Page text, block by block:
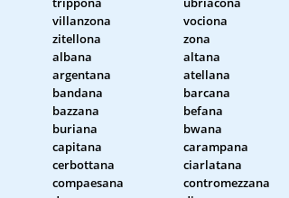
villanzona
vociona
zitellona
zona
albana
altana
argentana
atellana
bandana
barcana
bazzana
befana
buriana
bwana
capitana
carampana
cerbottana
ciarlatana
compaesana
contromezzana